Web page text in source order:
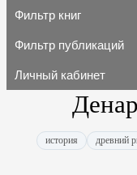
Фильтр книг
Фильтр публикаций
Личный кабинет
история древний